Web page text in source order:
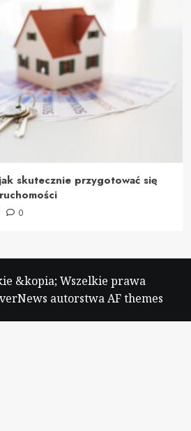
skutecznie przygotować się
0
&kopia; Wszelkie prawa
autorstwa AF themes